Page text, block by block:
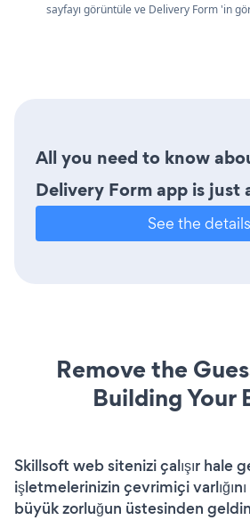
sayfayı görüntüle ve Delivery Form 'in
All you need to know
Delivery Form app is just
See the details
Remove the
Building Your
Skillsoft web sitenizi çalışır hale
işletmelerinizin çevrimiçi
büyük zorluğun üstesinden